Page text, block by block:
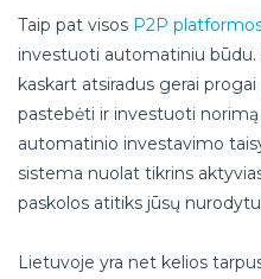
Taip pat visos P2P
investuoti automatiniu būdu.
kaskart atsiradus gerai
pastebėti ir investuoti
automatinio investavimo
sistema nuolat tikrins
paskolos atitiks jūsų
Lietuvoje yra net kelios